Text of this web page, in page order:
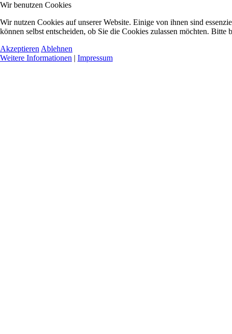
Wir benutzen Cookies
Wir nutzen Cookies auf unserer Website. Einige von ihnen sind
können selbst entscheiden, ob Sie die Cookies zulassen möchten.
Akzeptieren Ablehnen
Weitere Informationen | Impressum